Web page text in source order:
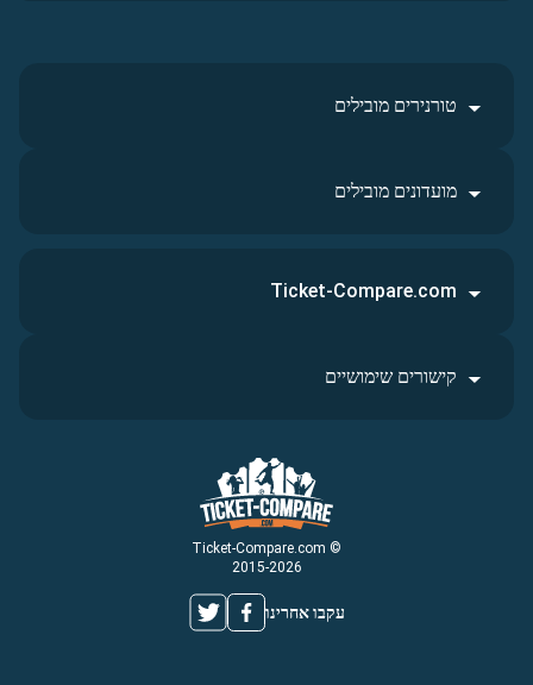
טורנירים מובילים
מועדונים מובילים
© Ticket-Compare.com
2015-2026
עקבו אחרינו
Ticket-Compare.com
קישורים שימושיים